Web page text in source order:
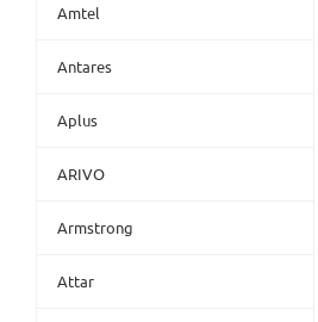
Amtel
Antares
Aplus
ARIVO
Armstrong
Attar